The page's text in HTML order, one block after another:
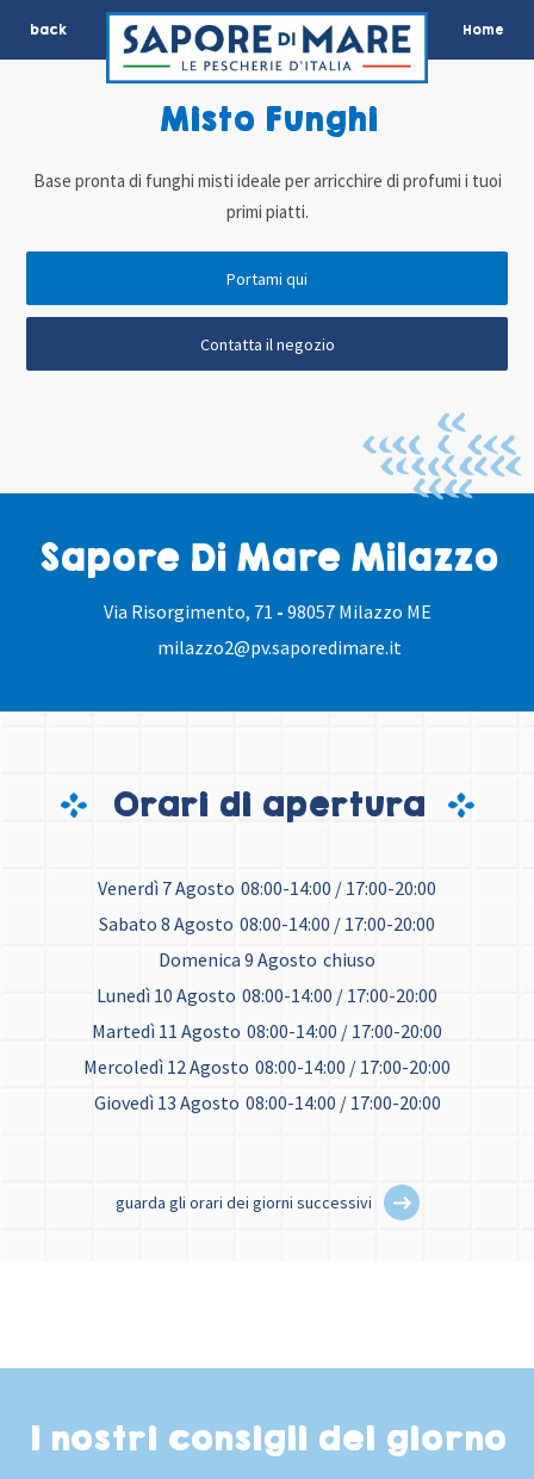
back Home
Sapore Di Mare Milazzo
Via Risorgimento, 71 - 98057 Milazzo ME
milazzo2@pv.saporedimare.it
Misto Funghi
Base pronta di funghi misti ideale per arricchire di profumi i tuoi
primi piatti.
Portami qui
Contatta il negozio
Orari di apertura
Venerdì 7 Agosto 08:00-14:00 / 17:00-20:00
Sabato 8 Agosto 08:00-14:00 / 17:00-20:00
Domenica 9 Agosto chiuso
Lunedì 10 Agosto 08:00-14:00 / 17:00-20:00
Martedì 11 Agosto 08:00-14:00 / 17:00-20:00
Mercoledì 12 Agosto 08:00-14:00 / 17:00-20:00
Giovedì 13 Agosto 08:00-14:00 / 17:00-20:00
guarda gli orari dei giorni successivi
I nostri consigli del giorno